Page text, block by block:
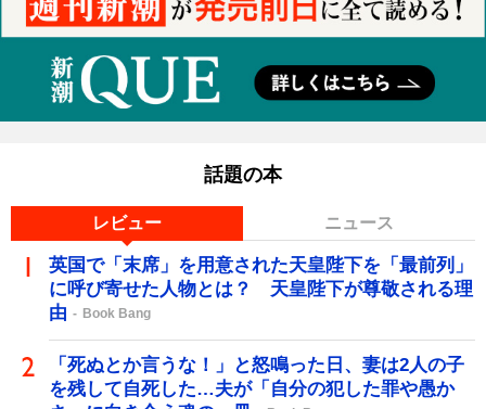
話題の本
レビュー ニュース
英国で「末席」を用意された天皇陛下を「最前列」
に呼び寄せた人物とは？ 天皇陛下が尊敬される理
由
Book Bang
「死ぬとか言うな！」と怒鳴った日、妻は2人の子
を残して自死した…夫が「自分の犯した罪や愚か